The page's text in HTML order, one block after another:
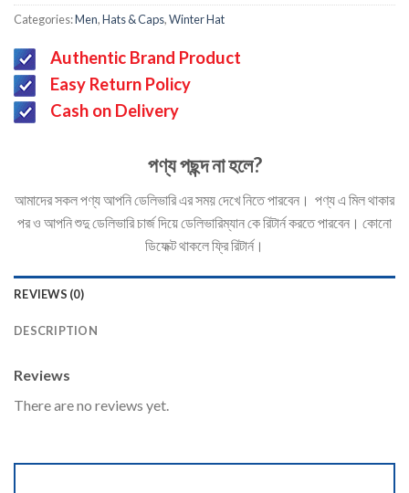
Categories:Men,Hats & Caps,Winter Hat
Authentic Brand Product
Easy Return Policy
Cash on Delivery
পণ্য পছন্দ না হলে?
আমাদের সকল পণ্য আপনি ডেলিভারি এর সময় দেখে নিতে পারবেন। পণ্য এ মিল থাকার
পর ও আপনি শুদু ডেলিভারি চার্জ দিয়ে ডেলিভারিম্যান কে রিটার্ন করতে পারবেন। কোনো
ডিফেক্ট থাকলে ফ্রি রিটার্ন।
REVIEWS (0)
DESCRIPTION
Reviews
There are no reviews yet.